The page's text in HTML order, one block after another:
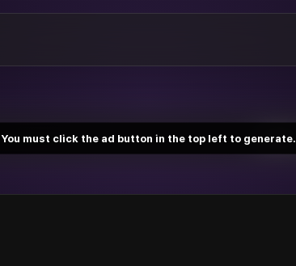
You must click the ad button in the top left to generate.
W